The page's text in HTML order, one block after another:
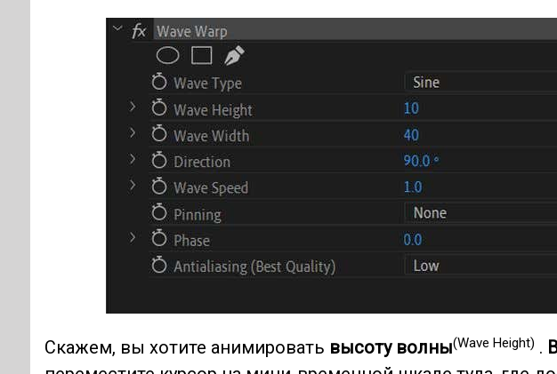
Скажем, вы хотите анимировать высоту волны(Wave Height) .